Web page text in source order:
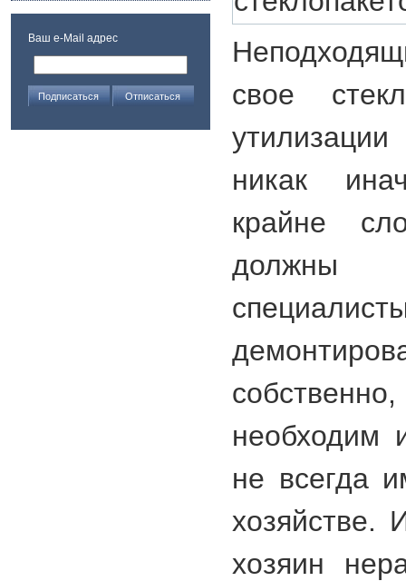
Ваш e-Mail адрес
свое
никак
крайне
должны
необходим
не всегда
хозяйстве.
хозяин